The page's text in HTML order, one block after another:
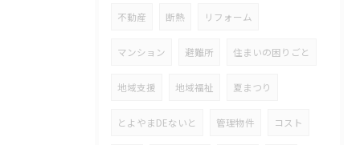
不動産 断熱 リフォーム
マンション 避難所 住まいの困りごと
地域支援 地域福祉 夏まつり
とよやまDEないと 管理物件 コスト